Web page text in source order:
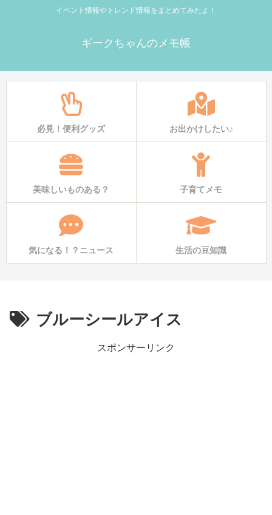
イベント情報やトレンド情報をまとめてみたよ！
ギークちゃんのメモ帳
必見！便利グッズ お出かけしたい♪
美味しいものある？ 子育てメモ
気になる！？ニュース 生活の豆知識
ブルーシールアイス
スポンサーリンク